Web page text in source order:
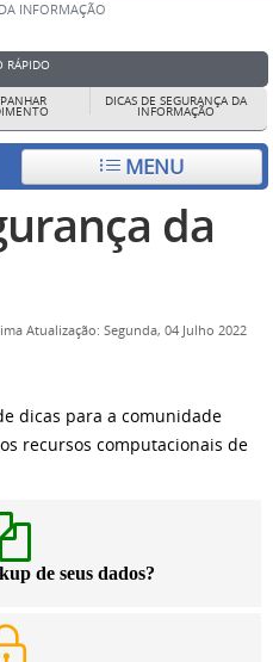
INFORMAÇÃO
RÁPIDO
DICAS DE SEGURANÇA DA
INFORMAÇÃO
MENU
da
Atualização: Segunda, 04 Julho 2022
dicas para a comunidade
recursos computacionais de
de seus dados?